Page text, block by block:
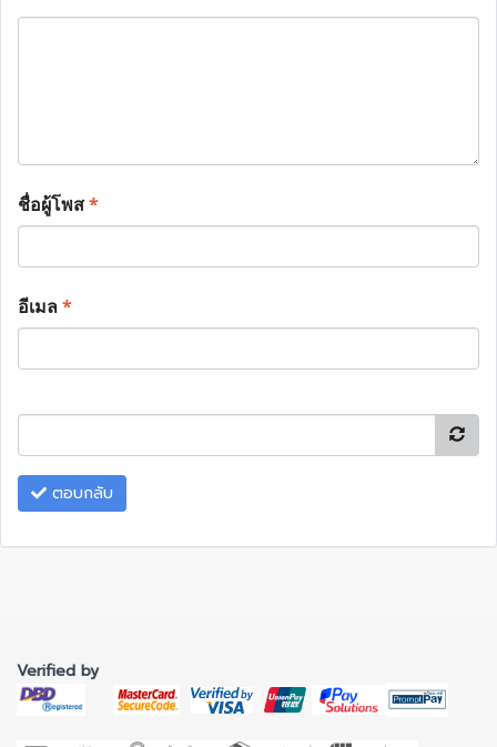
ชื่อผู้โพส*
อีเมล*
ตอบกลับ
Verified by